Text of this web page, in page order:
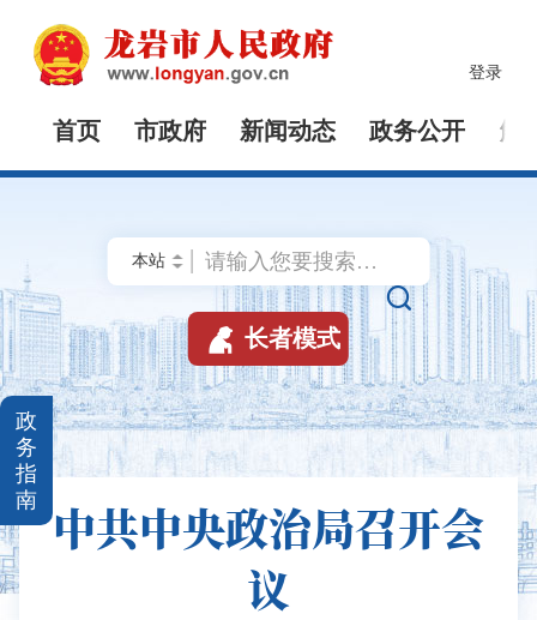
政
务
指
南
登录
首页 市政府 新闻动态 政务公开 解

 长者模式
中共中央政治局召开会
议